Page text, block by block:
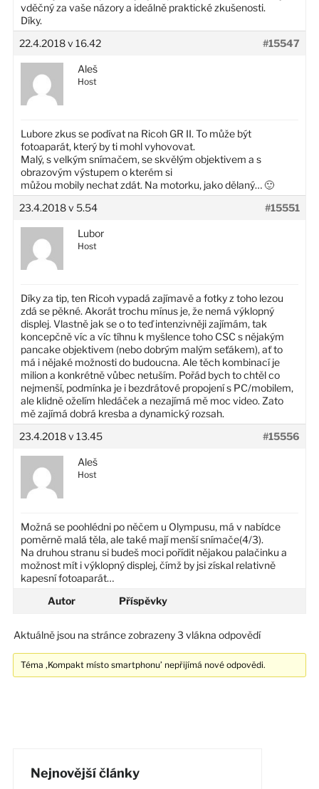
vděčný za vaše názory a ideálně praktické zkušenosti.
Díky.
22.4.2018 v 16.42
#15547
Aleš
Host
Lubore zkus se podívat na Ricoh GR II. To může být
fotoaparát, který by ti mohl vyhovovat.
Malý, s velkým snímačem, se skvělým objektivem a s
obrazovým výstupem o kterém si
můžou mobily nechat zdát. Na motorku, jako dělaný… 🙂
23.4.2018 v 5.54
#15551
Lubor
Host
Díky za tip, ten Ricoh vypadá zajímavě a fotky z toho lezou
zdá se pěkné. Akorát trochu mínus je, že nemá výklopný
displej. Vlastně jak se o to teď intenzivněji zajímám, tak
koncepčně víc a víc tíhnu k myšlence toho CSC s nějakým
pancake objektivem (nebo dobrým malým seťákem), ať to
má i nějaké možnosti do budoucna. Ale těch kombinací je
milion a konkrétně vůbec netuším. Pořád bych to chtěl co
nejmenší, podmínka je i bezdrátové propojení s PC/mobilem,
ale klidně oželím hledáček a nezajímá mě moc video. Zato
mě zajímá dobrá kresba a dynamický rozsah.
23.4.2018 v 13.45
#15556
Aleš
Host
Možná se poohlédni po něčem u Olympusu, má v nabídce
poměrně malá těla, ale také mají menší snímače(4/3).
Na druhou stranu si budeš moci pořídit nějakou palačinku a
možnost mít i výklopný displej, čímž by jsi získal relativně
kapesní fotoaparát…
Autor
Příspěvky
Aktuálně jsou na stránce zobrazeny 3 vlákna odpovědí
Téma ‚Kompakt místo smartphonu’ nepřijímá nové odpovědi.
Nejnovější články